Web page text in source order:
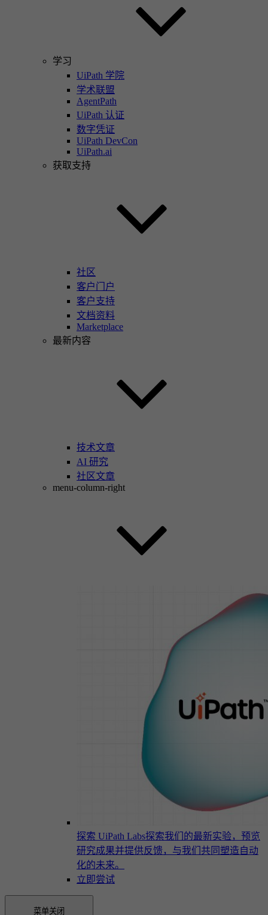
学习
UiPath 学院
学术联盟
AgentPath
UiPath 认证
数字凭证
UiPath DevCon
UiPath.ai
获取支持
社区
客户门户
客户支持
文档资料
Marketplace
最新内容
技术文章
AI 研究
社区文章
menu-column-right
探索 UiPath Labs探索我们的最新实验，预览
研究成果并提供反馈，与我们共同塑造自动
化的未来。
立即尝试
菜单关闭